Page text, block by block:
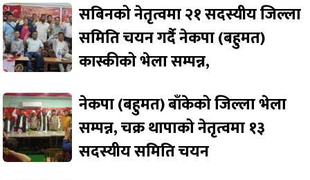
सबिनको नेतृत्वमा २१ सदस्यीय जिल्ला
समिति चयन गर्दै नेकपा (बहुमत)
कास्कीको भेला सम्पन्न,
नेकपा (बहुमत) बाँकेको जिल्ला भेला
सम्पन्न, चक्र थापाको नेतृत्वमा १३
सदस्यीय समिति चयन